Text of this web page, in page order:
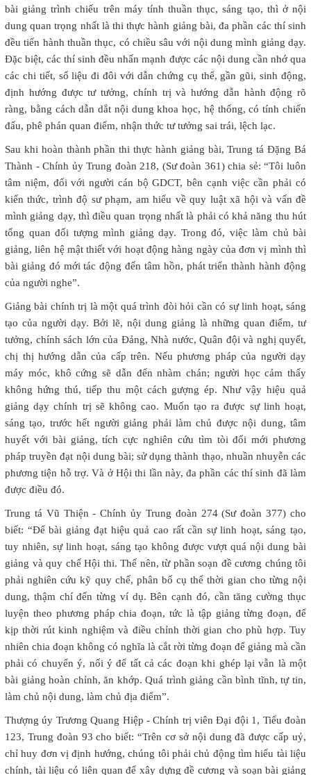
bài giảng trình chiếu trên máy tính thuần thục, sáng tạo, thì ở nội
dung quan trọng nhất là thi thực hành giảng bài, đa phần các thí sinh
đều tiến hành thuần thục, có chiều sâu với nội dung mình giảng dạy.
Đặc biệt, các thí sinh đều nhấn mạnh được các nội dung cần nhớ qua
các chi tiết, số liệu đi đôi với dẫn chứng cụ thể, gần gũi, sinh động,
định hướng được tư tưởng, chính trị và hướng dẫn hành động rõ
ràng, bằng cách dẫn dắt nội dung khoa học, hệ thống, có tính chiến
đấu, phê phán quan điểm, nhận thức tư tưởng sai trái, lệch lạc.
Sau khi hoàn thành phần thi thực hành giảng bài, Trung tá Đặng Bá
Thành - Chính ủy Trung đoàn 218, (Sư đoàn 361) chia sẻ: “Tôi luôn
tâm niệm, đối với người cán bộ GDCT, bên cạnh việc cần phải có
kiến thức, trình độ sư phạm, am hiểu về quy luật xã hội và vấn đề
mình giảng dạy, thì điều quan trọng nhất là phải có khả năng thu hút
tổng quan đối tượng mình giảng dạy. Trong đó, việc làm chủ bài
giảng, liên hệ mật thiết với hoạt động hàng ngày của đơn vị mình thì
bài giảng đó mới tác động đến tâm hồn, phát triển thành hành động
của người nghe”.
Giảng bài chính trị là một quá trình đòi hỏi cần có sự linh hoạt, sáng
tạo của người dạy. Bởi lẽ, nội dung giảng là những quan điểm, tư
tưởng, chính sách lớn của Đảng, Nhà nước, Quân đội và nghị quyết,
chị thị hướng dẫn của cấp trên. Nếu phương pháp của người dạy
máy móc, khô cứng sẽ dẫn đến nhàm chán; người học cảm thấy
không hứng thú, tiếp thu một cách gượng ép. Như vậy hiệu quả
giảng dạy chính trị sẽ không cao. Muốn tạo ra được sự linh hoạt,
sáng tạo, trước hết người giảng phải làm chủ được nội dung, tâm
huyết với bài giảng, tích cực nghiên cứu tìm tòi đổi mới phương
pháp truyền đạt nội dung bài; sử dụng thành thạo, nhuần nhuyễn các
phương tiện hỗ trợ. Và ở Hội thi lần này, đa phần các thí sinh đã làm
được điều đó.
Trung tá Vũ Thiện - Chính ủy Trung đoàn 274 (Sư đoàn 377) cho
biết: “Để bài giảng đạt hiệu quả cao rất cần sự linh hoạt, sáng tạo,
tuy nhiên, sự linh hoạt, sáng tạo không được vượt quá nội dung bài
giảng và quy chế Hội thi. Thế nên, từ phần soạn đề cương chúng tôi
phải nghiên cứu kỹ quy chế, phân bố cụ thể thời gian cho từng nội
dung, thậm chí đến từng ví dụ. Bên cạnh đó, cần tăng cường thục
luyện theo phương pháp chia đoạn, tức là tập giảng từng đoạn, để
kịp thời rút kinh nghiệm và điều chỉnh thời gian cho phù hợp. Tuy
nhiên chia đoạn không có nghĩa là cắt rời từng đoạn để giảng mà cần
phải có chuyển ý, nối ý để tất cả các đoạn khi ghép lại vẫn là một
bài giảng hoàn chỉnh, ăn khớp. Quá trình giảng cần bình tĩnh, tự tin,
làm chủ nội dung, làm chủ địa điểm”.
Thượng úy Trương Quang Hiệp - Chính trị viên Đại đội 1, Tiểu đoàn
123, Trung đoàn 93 cho biết: “Trên cơ sở nội dung đã được cấp uỷ,
chỉ huy đơn vị định hướng, chúng tôi phải chủ động tìm hiểu tài liệu
chính, tài liệu có liên quan để xây dựng đề cương và soạn bài giảng